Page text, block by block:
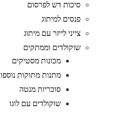
סיכות דש לפרסום
פנסים למיתוג
צייני לייזר עם מיתוג
שוקולדים וממתקים
מכונות מסטיקים
מתנות מתוקות נוספות
סוכריות מנטה
שוקולדים עם לוגו